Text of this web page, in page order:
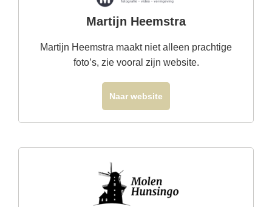
Martijn Heemstra
Martijn Heemstra maakt niet alleen prachtige
foto’s, zie vooral zijn website.
Naar website